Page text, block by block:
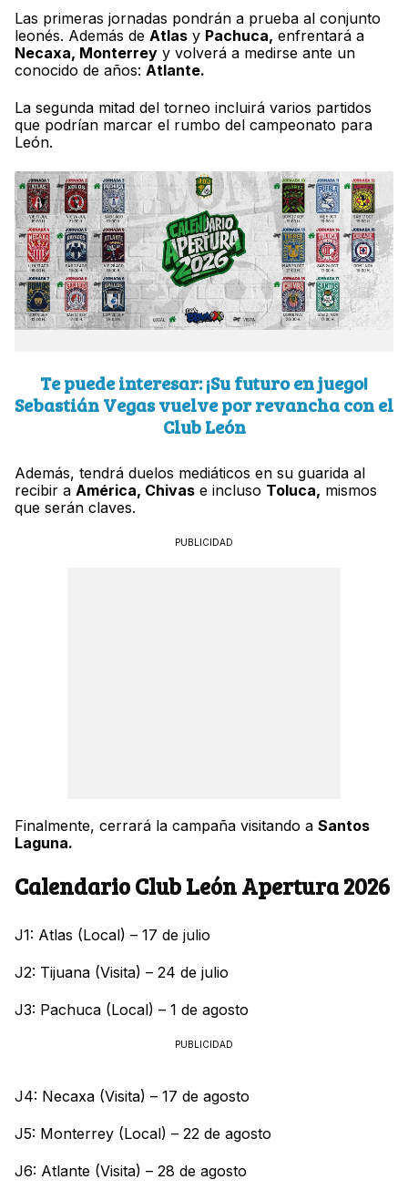
Las primeras jornadas pondrán a prueba al conjunto
leonés. Además de Atlas y Pachuca, enfrentará a
Necaxa, Monterrey y volverá a medirse ante un
conocido de años: Atlante.
La segunda mitad del torneo incluirá varios partidos
que podrían marcar el rumbo del campeonato para
León.
Te puede interesar: ¡Su futuro en juego!
Sebastián Vegas vuelve por revancha con el
Club León
Además, tendrá duelos mediáticos en su guarida al
recibir a América, Chivas e incluso Toluca, mismos
que serán claves.
PUBLICIDAD
Finalmente, cerrará la campaña visitando a Santos
Laguna.
Calendario Club León Apertura 2026
J1: Atlas (Local) – 17 de julio
J2: Tijuana (Visita) – 24 de julio
J3: Pachuca (Local) – 1 de agosto
PUBLICIDAD
J4: Necaxa (Visita) – 17 de agosto
J5: Monterrey (Local) – 22 de agosto
J6: Atlante (Visita) – 28 de agosto